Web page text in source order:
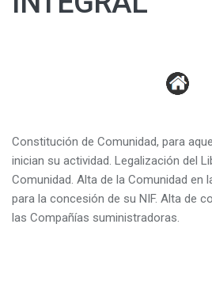
Constitución de Comunidad, para
inician su actividad. Legalización del
Comunidad. Alta de la Comunidad en
para la concesión de su NIF. Alta de
las Compañías suministradoras.